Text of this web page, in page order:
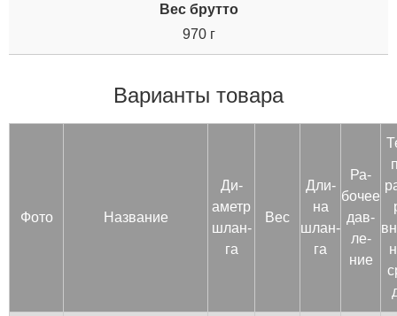
Вес брутто
970 г
Варианты товара
Фото Название
Ди­
аметр
шлан­
га
Вес
Дли­
на
шлан­
га
Ра­
бочее
дав­
ле­
ние